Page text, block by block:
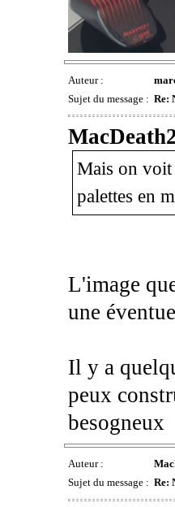
Auteur :
Sujet du message : Re:
Mais on voit
palettes en
L'image
une
Il y a
peux
besogneux
Auteur :
Sujet du message : Re: